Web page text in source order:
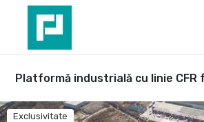
Platformă industrială cu linie CFR
Exclusivitate